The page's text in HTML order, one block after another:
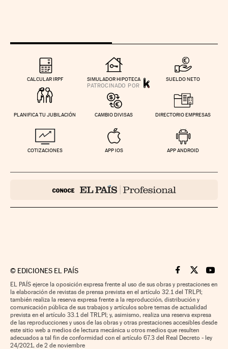
CALCULAR IRPF SIMULADOR HIPOTECA SUELDO NETO
PLANIFICA TU JUBILACIÓN CAMBIO DIVISAS DIRECTORIO EMPRESAS
COTIZACIONES APP IOS APP ANDROID
© EDICIONES EL PAÍS Cinco Días en
Cinco Días
Cinco
EL PAÍS ejerce la oposición expresa frente al uso de sus obras y prestaciones en
la elaboración de revistas de prensa prevista en el artículo 32.1 del TRLPI;
también realiza la reserva expresa frente a la reproducción, distribución y
comunicación pública de sus trabajos y artículos sobre temas de actualidad
prevista en el artículo 33.1 del TRLPI; y, asimismo, realiza una reserva expresa
de las reproducciones y usos de las obras y otras prestaciones accesibles desde
este sitio web a medios de lectura mecánica u otros medios que resulten
adecuados a tal fin de conformidad con el artículo 67.3 del Real Decreto - ley
24/2021, de 2 de noviembre